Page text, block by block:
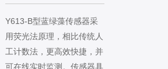
Y613-B型蓝绿藻传感器采
用荧光法原理，相比传统人
工计数法，更高效快捷，并
可在线实时监测。传感器具